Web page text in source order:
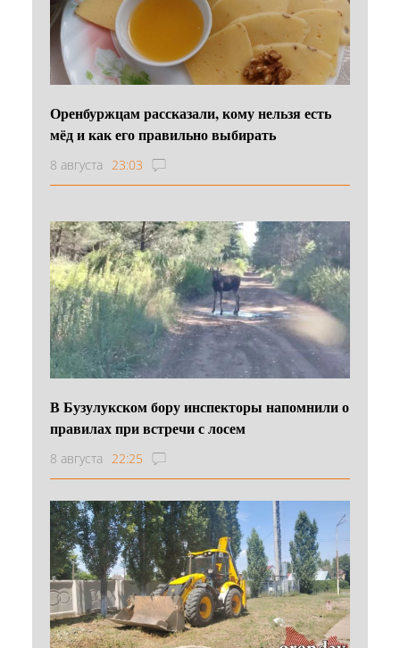
Оренбуржцам рассказали, кому нельзя есть
мёд и как его правильно выбирать
8 августа 23:03
В Бузулукском бору инспекторы напомнили о
правилах при встречи с лосем
8 августа 22:25